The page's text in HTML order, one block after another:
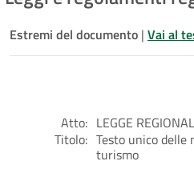
Estremi del documento | Vai al
Atto: LEGGE
Titolo: Testo unico
turismo